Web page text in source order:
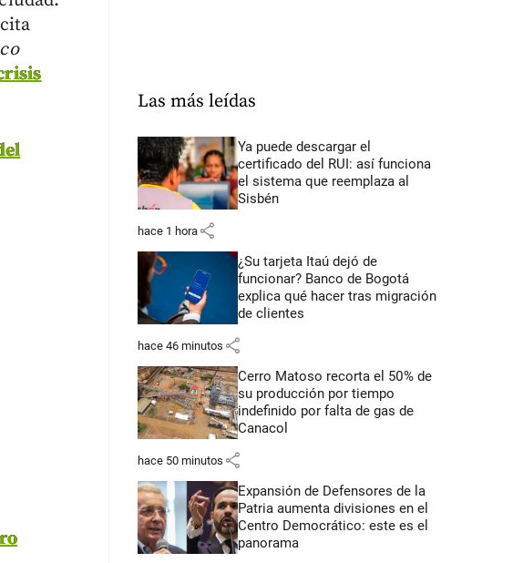
Las más leídas
Ya puede descargar el
certificado del RUI: así funciona
el sistema que reemplaza al
Sisbén
hace 1 hora share
¿Su tarjeta Itaú dejó de
funcionar? Banco de Bogotá
explica qué hacer tras migración
de clientes
hace 46 minutos share
Cerro Matoso recorta el 50% de
su producción por tiempo
indefinido por falta de gas de
Canacol
hace 50 minutos share
Expansión de Defensores de la
Patria aumenta divisiones en el
Centro Democrático: este es el
panorama